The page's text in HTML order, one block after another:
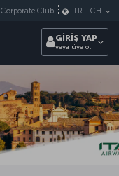
Corporate Club TR - CH
GİRİŞ YAP
veya üye ol